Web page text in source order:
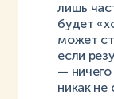
лишь
будет
может
если
—
никак не